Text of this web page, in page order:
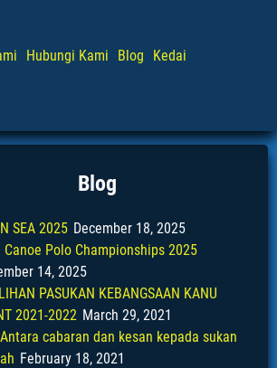
Hubungi Kami Blog Kedai
Blog
SEA 2025 December 18, 2025
Canoe Polo Championships 2025
14, 2025
PASUKAN KEBANGSAAN KANU
2021-2022 March 29, 2021
cabaran dan kesan kepada sukan
February 18, 2021